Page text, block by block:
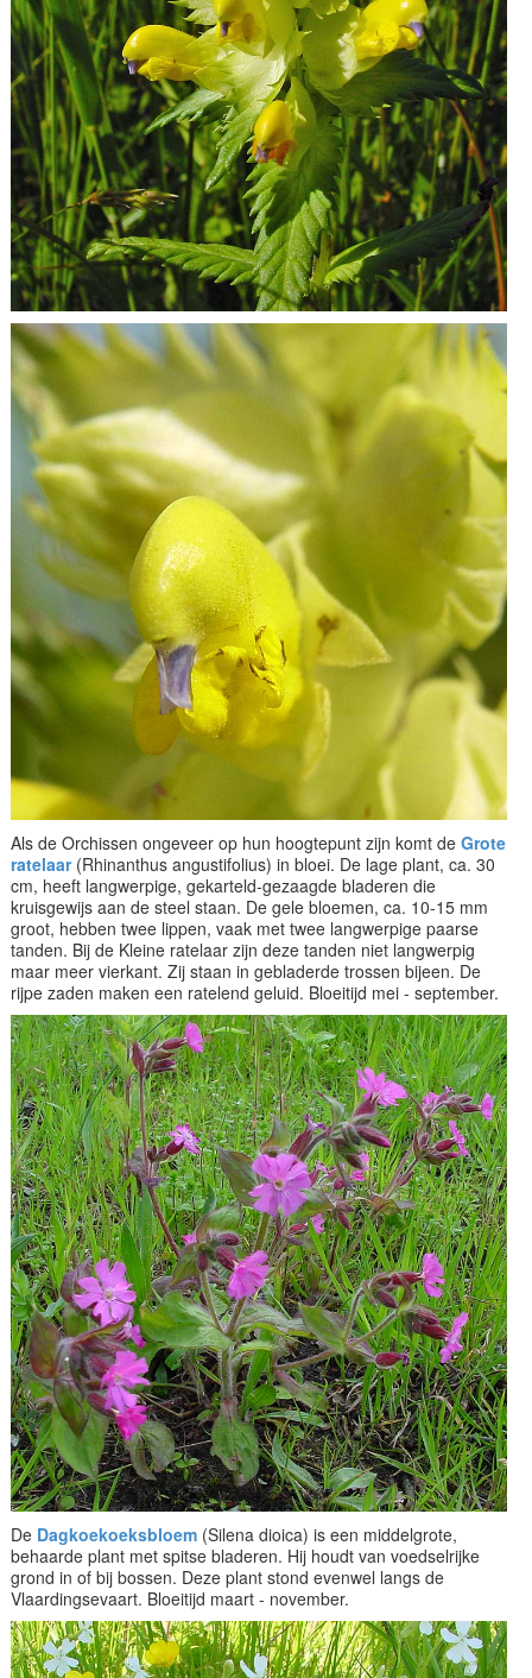
Als de Orchissen ongeveer op hun hoogtepunt zijn komt de Grote
ratelaar(Rhinanthus angustifolius) in bloei. De lage plant, ca. 30
cm, heeft langwerpige, gekarteld-gezaagde bladeren die
kruisgewijs aan de steel staan. De gele bloemen, ca. 10-15 mm
groot, hebben twee lippen, vaak met twee langwerpige paarse
tanden. Bij de Kleine ratelaar zijn deze tanden niet langwerpig
maar meer vierkant. Zij staan in gebladerde trossen bijeen. De
rijpe zaden maken een ratelend geluid. Bloeitijd mei - september.
De Dagkoekoeksbloem (Silena dioica) is een middelgrote,
behaarde plant met spitse bladeren. Hij houdt van voedselrijke
grond in of bij bossen. Deze plant stond evenwel langs de
Vlaardingsevaart. Bloeitijd maart - november.